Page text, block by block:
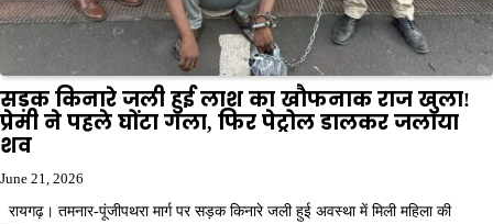
सड़क किनारे जली हुई लाश का खौफनाक राज खुला!
प्रेमी ने पहले घोंटा गला, फिर पेट्रोल डालकर जलाया
शव
June 21, 2026
रायगढ़। तमनार-पूंजीपथरा मार्ग पर सड़क किनारे जली हुई अवस्था में मिली महिला की